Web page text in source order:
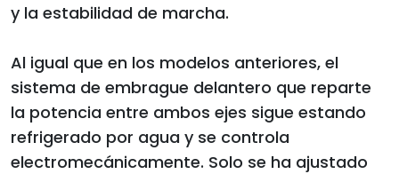
y la estabilidad de marcha.
Al igual que en los modelos anteriores, el
sistema de embrague delantero que reparte
la potencia entre ambos ejes sigue estando
refrigerado por agua y se controla
electromecánicamente. Solo se ha ajustado